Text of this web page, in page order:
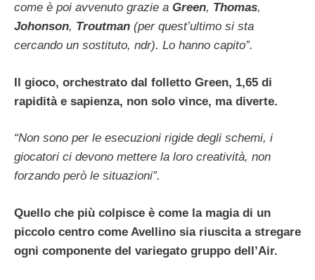
come è poi avvenuto grazie a Green, Thomas,
Johonson, Troutman (per quest’ultimo si sta
cercando un sostituto, ndr). Lo hanno capito”.
Il gioco, orchestrato dal folletto Green, 1,65 di
rapidità e sapienza, non solo vince, ma diverte.
“Non sono per le esecuzioni rigide degli schemi, i
giocatori ci devono mettere la loro creatività, non
forzando però le situazioni”.
Quello che più colpisce è come la magia di un
piccolo centro come Avellino sia riuscita a stregare
ogni componente del variegato gruppo dell’Air.